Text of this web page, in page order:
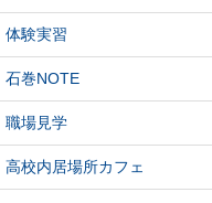
体験実習
石巻NOTE
職場見学
高校内居場所カフェ